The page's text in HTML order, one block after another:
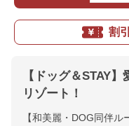
割
【ドッグ＆STAY
リゾート！
【和美麗・DOG同伴